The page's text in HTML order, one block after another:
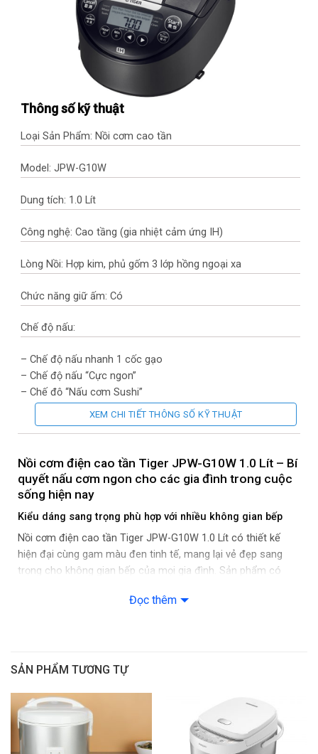
Thông số kỹ thuật
Loại Sản Phẩm: Nồi cơm cao tần
Model: JPW-G10W
Dung tích: 1.0 Lít
Công nghệ: Cao tầng (gia nhiệt cảm ứng IH)
Lòng Nồi: Hợp kim, phủ gốm 3 lớp hồng ngoại xa
Chức năng giữ ấm: Có
Chế độ nấu:
– Chế độ nấu nhanh 1 cốc gạo
– Chế độ nấu “Cực ngon”
– Chế độ “Nấu cơm Sushi”
– Chế độ “Làm bánh”
Hẹn giờ nấu: Có
Phím điều khiển: Nút nhấn điện tử
Màn hình hiển thị: Màn hình LCD
Loại nắp: Nắp gài
Tính năng khác:
– Mặt trên nồi cơm dễ lau chùi với bề mặt ít lồi lõm
– Thiết kế tiện lợi giúp giảm thiểu tối đa thời gian vệ sinh sản
phẩm
XEM CHI TIẾT THÔNG SỐ KỸ THUẬT
Nồi cơm điện cao tần Tiger JPW-G10W 1.0 Lít – Bí
quyết nấu cơm ngon cho các gia đình trong cuộc
sống hiện nay
Kiểu dáng sang trọng phù hợp với nhiều không gian bếp
Nồi cơm điện cao tần Tiger JPW-G10W 1.0 Lít có thiết kế
hiện đại cùng gam màu đen tinh tế, mang lại vẻ đẹp sang
trọng cho không gian bếp của mọi gia đình. Sản phẩm có
4.1kg. Dây điện của nồi cơm điện dài 1.5m, giúp người dùng di
Đọc thêm
SẢN PHẨM TƯƠNG TỰ